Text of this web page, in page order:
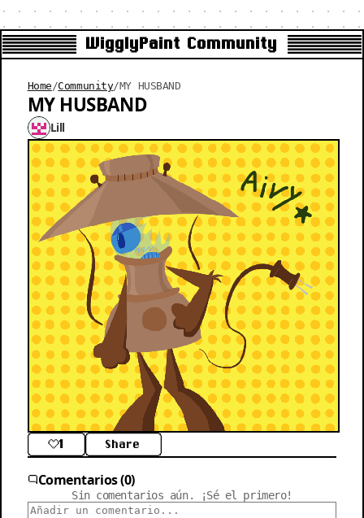
WigglyPaint Community
Home /Community/MY HUSBAND
MY HUSBAND
Lill
1 Share
Comentarios (0)
Sin comentarios aún. ¡Sé el primero!